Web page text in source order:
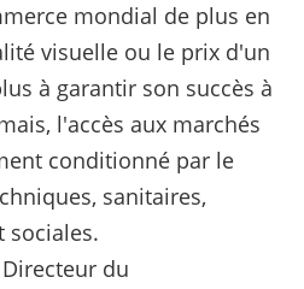
mondial de plus en
visuelle ou le prix d'un
à garantir son succès à
l'accès aux marchés
conditionné par le
sanitaires,
sociales.
Directeur du